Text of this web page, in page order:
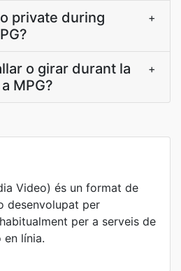
private during
+
o girar durant la
MPG?
+
Video) és un format de
desenvolupat per
per a serveis de
en línia.